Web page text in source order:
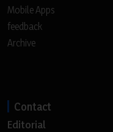
Mobile Apps
feedback
Archive
Contact
Editorial